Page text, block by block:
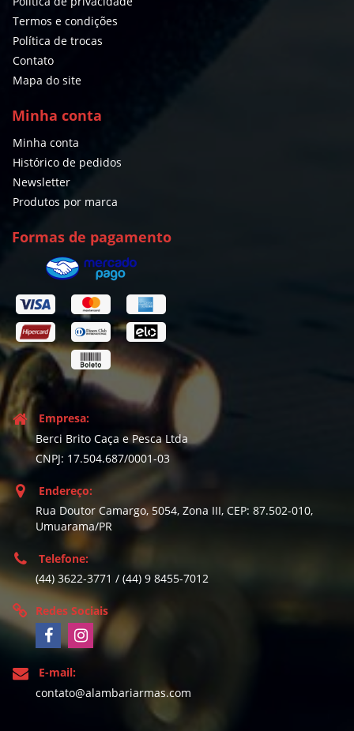
Termos e condições
Política de trocas
Contato
Mapa do site
Minha conta
Minha conta
Histórico de pedidos
Newsletter
Produtos por marca
Formas de pagamento
Empresa:
Berci Brito Caça e Pesca Ltda
CNPJ: 17.504.687/0001-03
Endereço:
Rua Doutor Camargo, 5054, Zona III, CEP: 87.502-010,
Umuarama/PR
Telefone:
(44) 3622-3771 / (44) 9 8455-7012
Redes Sociais
E-mail:
contato@alambariarmas.com